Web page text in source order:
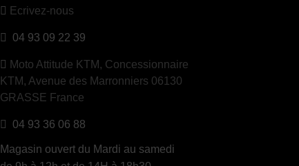
Ecrivez-nous
04 93 09 22 39
Moto Attitude KTM, Concessionnaire
KTM, Avenue des Marronniers 06130
GRASSE France
04 93 36 06 88
Magasin ouvert du Mardi au samedi